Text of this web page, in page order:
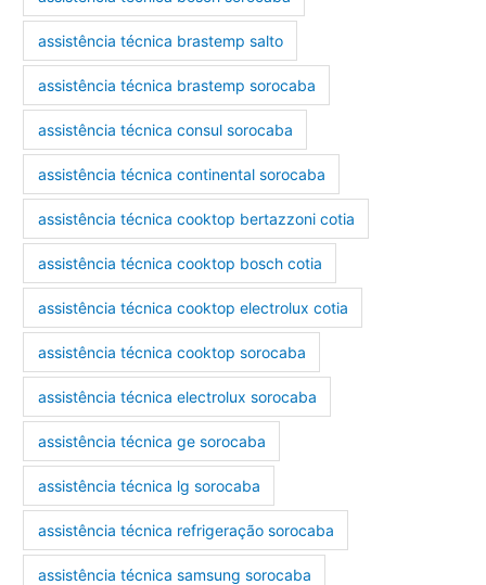
assistência técnica brastemp salto
assistência técnica brastemp sorocaba
assistência técnica consul sorocaba
assistência técnica continental sorocaba
assistência técnica cooktop bertazzoni cotia
assistência técnica cooktop bosch cotia
assistência técnica cooktop electrolux cotia
assistência técnica cooktop sorocaba
assistência técnica electrolux sorocaba
assistência técnica ge sorocaba
assistência técnica lg sorocaba
assistência técnica refrigeração sorocaba
assistência técnica samsung sorocaba